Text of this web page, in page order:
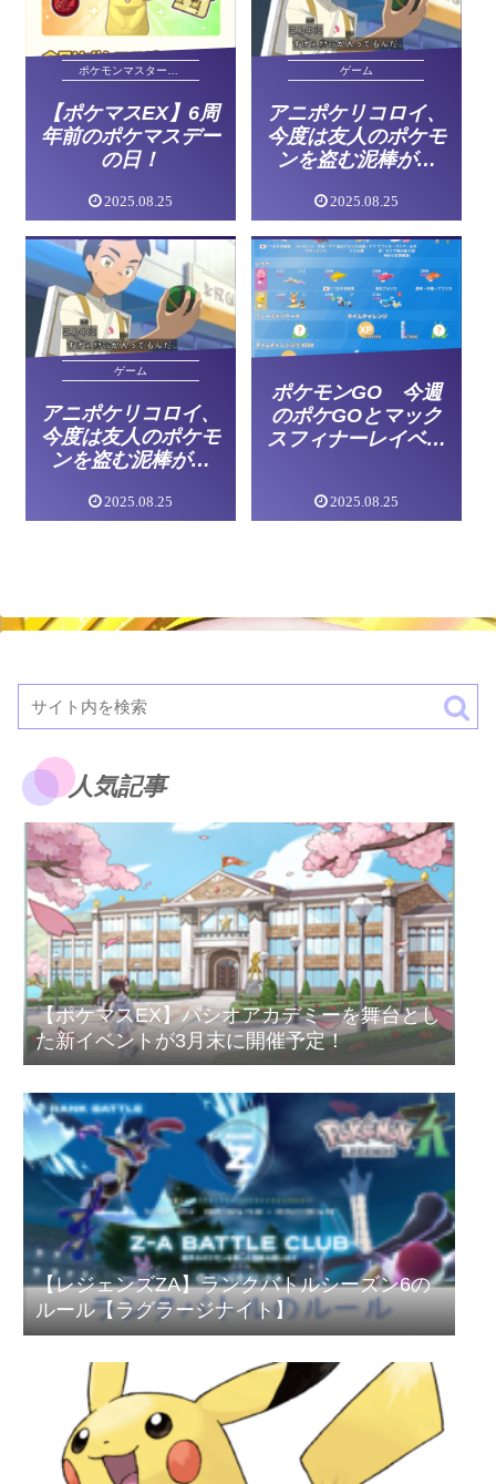
【ポケマスEX】6周
年前のポケマスデー
の日！
2025.08.25
ゲーム
アニポケリコロイ、
今度は友人のポケモ
ンを盗む泥棒が登
くないか？
2025.08.25
ゲーム
アニポケリコロイ、
今度は友人のポケモ
ンを盗む泥棒が登
すぎないか？
2025.08.25
ポケモンGO 今週
のポケGOとマック
スフィナーレイベン
2025.08.25
人気記事
【ポケマスEX】パシオアカデミーを舞台とし
た新イベントが3月末に開催予定！
【レジェンズZA】ランクバトルシーズン6の
ルール【ラグラージナイト】